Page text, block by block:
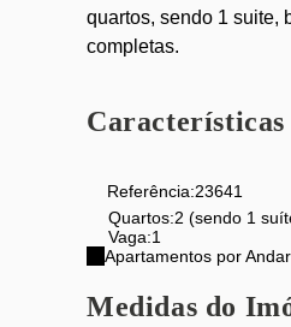
quartos, sendo 1 suite,
completas.
Referência:23641
Quartos:2 (sendo 1
Vaga:1
Apartamentos por
Medidas do